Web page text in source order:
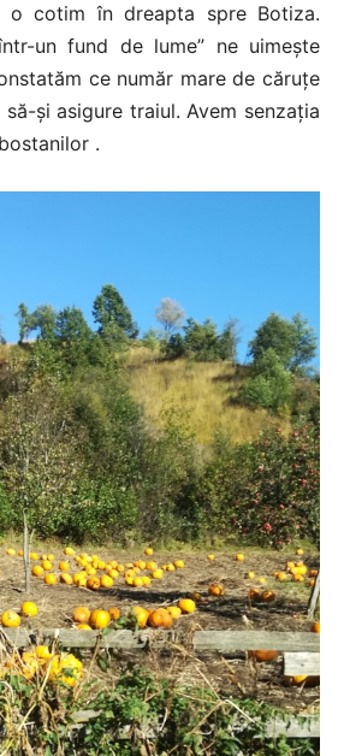
o cotim în dreapta spre Botiza.
un fund de lume” ne uimește
ce număr mare de căruțe
și asigure traiul. Avem senzația
.